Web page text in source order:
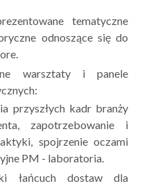
tematyczne
odnoszące się do
warsztaty i panele
przyszłych kadr branży
zapotrzebowanie i
spojrzenie oczami
PM - laboratoria.
łańcuch dostaw dla